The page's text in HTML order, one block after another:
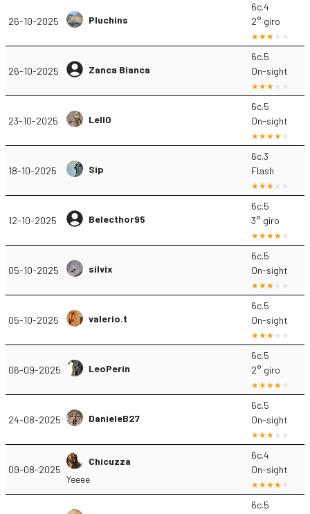
26-10-2025 Pluchins
6c.4
2° giro
26-10-2025 Zanca Bianca
6c.5
On-sight
23-10-2025 Lell0
6c.5
On-sight
18-10-2025 Sip
6c.3
Flash
12-10-2025 Belecthor95
6c.5
3° giro
05-10-2025 silvix
6c.5
On-sight
05-10-2025 valerio.t
6c.5
On-sight
06-09-2025 LeoPerin
6c.5
2° giro
24-08-2025 DanieleB27
6c.5
On-sight
09-08-2025
Chicuzza
Yeeee
6c.4
On-sight
6c.5